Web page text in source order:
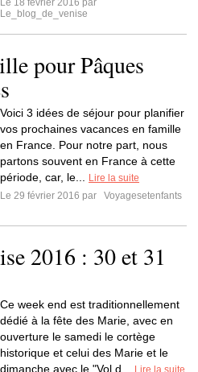
Le 18 février 2016 par
Le_blog_de_venise
pour Pâques
Voici 3 idées de séjour pour planifier
vos prochaines vacances en famille
en France. Pour notre part, nous
partons souvent en France à cette
période, car, le...
Lire la suite
Le 29 février 2016 par
Voyagesetenfants
2016 : 30 et 31
Ce week end est traditionnellement
dédié à la fête des Marie, avec en
ouverture le samedi le cortège
historique et celui des Marie et le
dimanche avec le "Vol d...
Lire la suite